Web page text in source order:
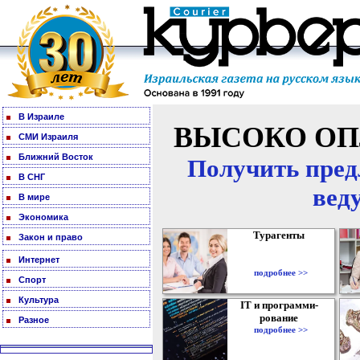
В Израиле
СМИ Израиля
Ближний Восток
В СНГ
В мире
Экономика
Закон и право
Интернет
Спорт
Культура
Разное
ВЫСОКО
Получить
Турагенты
подробнее >>
IT и программи-
рование
подробнее >>